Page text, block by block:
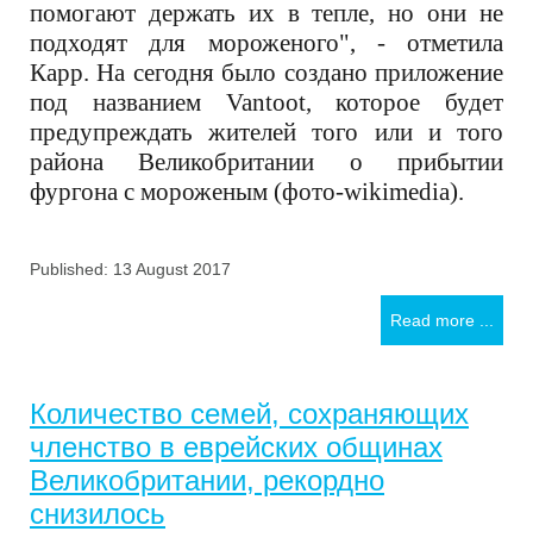
помогают держать их в тепле, но они не
подходят для мороженого", - отметила
Карр. На сегодня было создано приложение
под названием Vantoot, которое будет
предупреждать жителей того или и того
района Великобритании о прибытии
фургона с мороженым (фото-wikimedia).
Published: 13 August 2017
Read more ...
Количество семей, сохраняющих
членство в еврейских общинах
Великобритании, рекордно
снизилось